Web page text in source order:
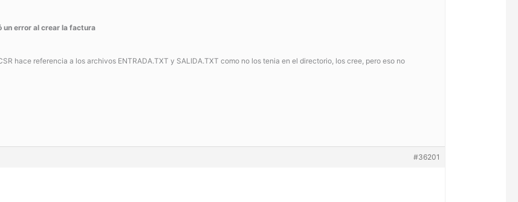
un error al crear la factura
hace referencia a los archivos ENTRADA.TXT y SALIDA.TXT como no los tenia en el directorio, los cree, pero eso no
#36201